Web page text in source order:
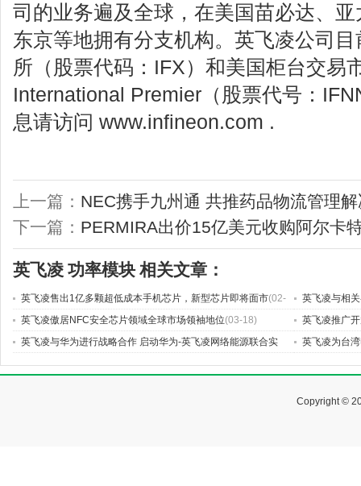
司的业务遍及全球，在美国苗必达、
东京等地拥有分支机构。英飞凌公司
所（股票代码：IFX）和美国柜台交易
International Premier（股票代号：
息请访问 www.infineon.com .
上一篇： NEC携手九州通 共推药品物流管理
下一篇： PERMIRA出价15亿美元收购阿尔卡
英飞凌 功率模块相关文章：
英飞凌售出1亿多颗超低成本手机芯片，新型芯片即将面市(02-
05)
英飞凌与相
英飞凌傲居NFC安全芯片领域全球市场领袖地位(03-18)
英飞凌推广
英飞凌与华为进行战略合作 启动华为-英飞凌网络能源联合实
验室(06-03)
英飞凌为台
Copyright ©